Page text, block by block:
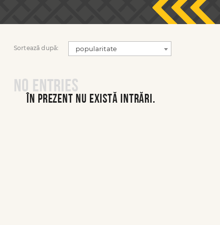
Sortează după: popularitate
No entries
În prezent nu există intrări.